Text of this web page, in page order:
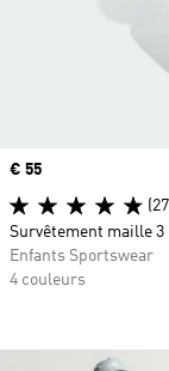
Prix
€ 55
Survêtement maille 3
Enfants Sportswear
4 couleurs